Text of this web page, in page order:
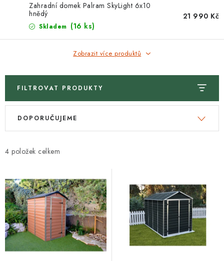
Zahradní domek Palram SkyLight 6x10
hnědý
Skladem (16 ks)
21 990 Kč
Zobrazit více produktů
FILTROVAT PRODUKTY
V
i
p
r
o
d
u
k
4
Ř
e
í
p
r
o
d
u
DOPORUČUJEME